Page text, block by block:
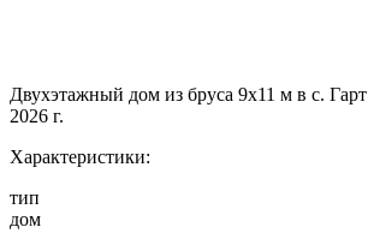
Двухэтажный дом из бруса 9х11 м в с. Гарт
2026 г.
Характеристики:
тип
дом